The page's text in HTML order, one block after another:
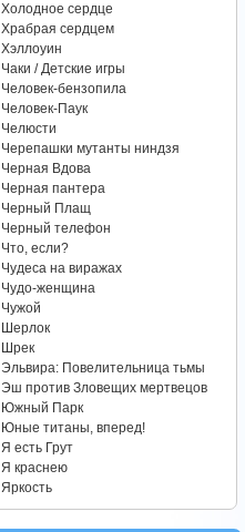
Холодное сердце
Храбрая сердцем
Хэллоуин
Чаки / Детские игры
Человек-бензопила
Человек-Паук
Челюсти
Черепашки мутанты ниндзя
Черная Вдова
Черная пантера
Черный Плащ
Черный телефон
Что, если?
Чудеса на виражах
Чудо-женщина
Чужой
Шерлок
Шрек
Эльвира: Повелительница тьмы
Эш против Зловещих мертвецов
Южный Парк
Юные титаны, вперед!
Я есть Грут
Я краснею
Яркость